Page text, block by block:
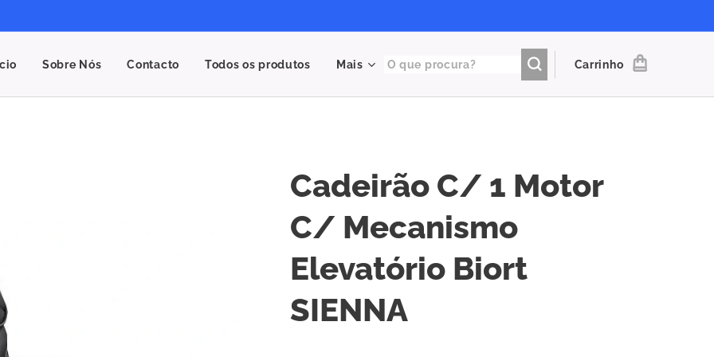
Sobre Nós Contacto Todos os produtos Mais Carrinho
Cadeirão C/ 1 Motor
C/ Mecanismo
Elevatório Biort
SIENNA